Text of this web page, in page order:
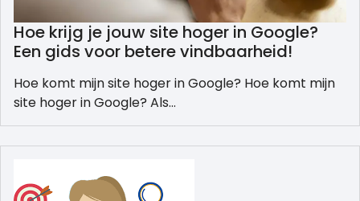
Hoe krijg je jouw site hoger in Google?
Een gids voor betere vindbaarheid!
Hoe komt mijn site hoger in Google? Hoe komt mijn
site hoger in Google? Als…